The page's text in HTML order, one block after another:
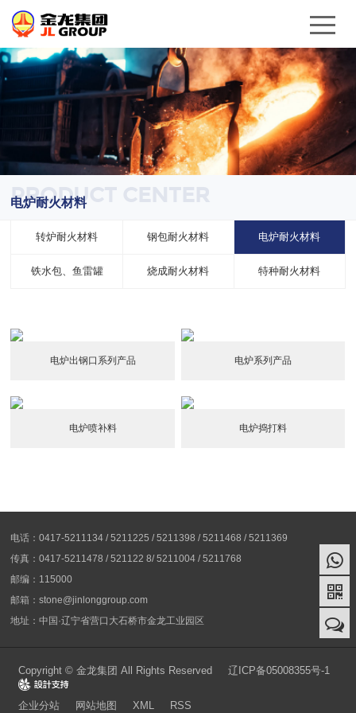
PRODUCT CENTER
电炉耐火材料
转炉耐火材料 钢包耐火材料 电炉耐火材料
铁水包、鱼雷罐 烧成耐火材料 特种耐火材料
电炉出钢口系列产品 电炉系列产品
电炉喷补料 电炉捣打料
电话：0417-5211134 / 5211225 / 5211398 / 5211468 / 5211369
传真：0417-5211478 / 521122 8/ 5211004 / 5211768
邮编：115000
邮箱：stone@jinlonggroup.com
地址：中国·辽宁省营口大石桥市金龙工业园区
Copyright © 金龙集团 All Rights Reserved
辽ICP备05008355号-1
Design
企业分站
网站地图 XML RSS